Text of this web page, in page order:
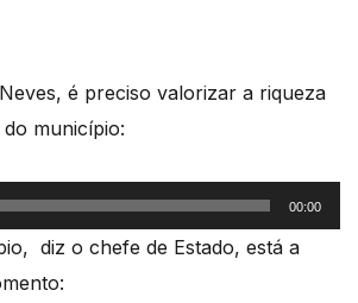
é preciso valorizar a riqueza
município:
00:00
diz o chefe de Estado, está a